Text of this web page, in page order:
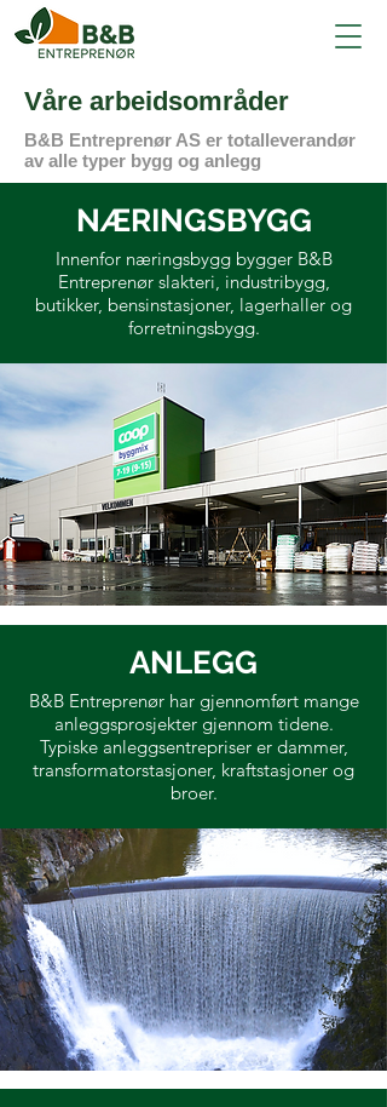
Våre arbeidsområder
B&B Entreprenør AS er totalleverandør
av alle typer bygg og anlegg
NÆRINGSBYGG
Innenfor næringsbygg bygger B&B
Entreprenør slakteri, industribygg,
butikker, bensinstasjoner, lagerhaller og
forretningsbygg.
ANLEGG
B&B Entreprenør har gjennomført mange
anleggsprosjekter gjennom tidene.
Typiske anleggsentrepriser er dammer,
transformatorstasjoner, kraftstasjoner og
broer.